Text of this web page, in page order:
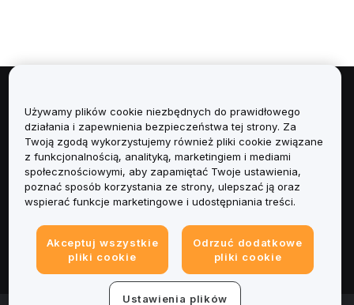
Informacje
Usługi
Obsługa Klienta
Informacje prawne
Używamy plików cookie niezbędnych do prawidłowego
działania i zapewnienia bezpieczeństwa tej strony. Za
Twoją zgodą wykorzystujemy również pliki cookie związane
z funkcjonalnością, analityką, marketingiem i mediami
społecznościowymi, aby zapamiętać Twoje ustawienia,
poznać sposób korzystania ze strony, ulepszać ją oraz
wspierać funkcje marketingowe i udostępniania treści.
Akceptuj wszystkie
pliki cookie
Odrzuć dodatkowe
pliki cookie
Ustawienia plików